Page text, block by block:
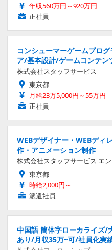
年収560万円～920万円
正社員
コンシューマーゲームプロ
ア/基本設計/ゲームコンテン
株式会社スタッフサービス
東京都
月給23万5,000円～55万円
正社員
WEBデザイナー・WEBディ
作・アニメーション制作
株式会社スタッフサービス エ
東京都
時給2,000円～
派遣社員
中国語 簡体字ローカライズ/
あり/月収35万~可/社員化実